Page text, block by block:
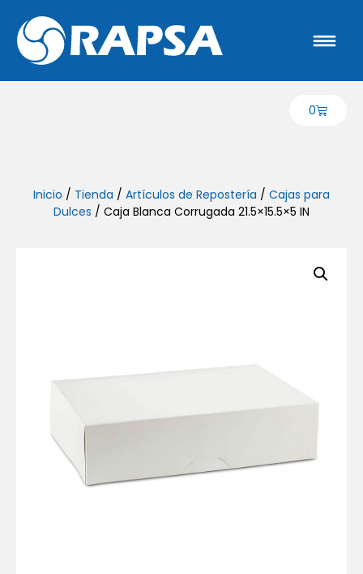
0
Inicio / Tienda / Artículos de Repostería / Cajas para
Dulces / Caja Blanca Corrugada 21.5×15.5×5 IN